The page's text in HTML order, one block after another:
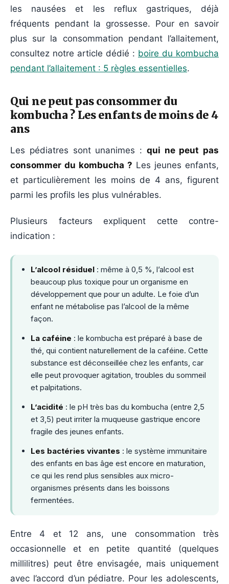
les nausées et les reflux gastriques, déjà
fréquents pendant la grossesse. Pour en savoir
plus sur la consommation pendant l’allaitement,
consultez notre article dédié : boire du kombucha
pendant l’allaitement : 5 règles essentielles.
Qui ne peut pas consommer du
kombucha ? Les enfants de moins de 4
ans
Les pédiatres sont unanimes : qui ne peut pas
consommer du kombucha ? Les jeunes enfants,
et particulièrement les moins de 4 ans, figurent
parmi les profils les plus vulnérables.
Plusieurs facteurs expliquent cette contre-
indication :
L’alcool résiduel : même à 0,5 %, l’alcool est
beaucoup plus toxique pour un organisme en
développement que pour un adulte. Le foie d’un
enfant ne métabolise pas l’alcool de la même
façon.
La caféine : le kombucha est préparé à base de
thé, qui contient naturellement de la caféine. Cette
substance est déconseillée chez les enfants, car
elle peut provoquer agitation, troubles du sommeil
et palpitations.
L’acidité : le pH très bas du kombucha (entre 2,5
et 3,5) peut irriter la muqueuse gastrique encore
fragile des jeunes enfants.
Les bactéries vivantes : le système immunitaire
des enfants en bas âge est encore en maturation,
ce qui les rend plus sensibles aux micro-
organismes présents dans les boissons
fermentées.
Entre 4 et 12 ans, une consommation très
occasionnelle et en petite quantité (quelques
millilitres) peut être envisagée, mais uniquement
avec l’accord d’un pédiatre. Pour les adolescents,